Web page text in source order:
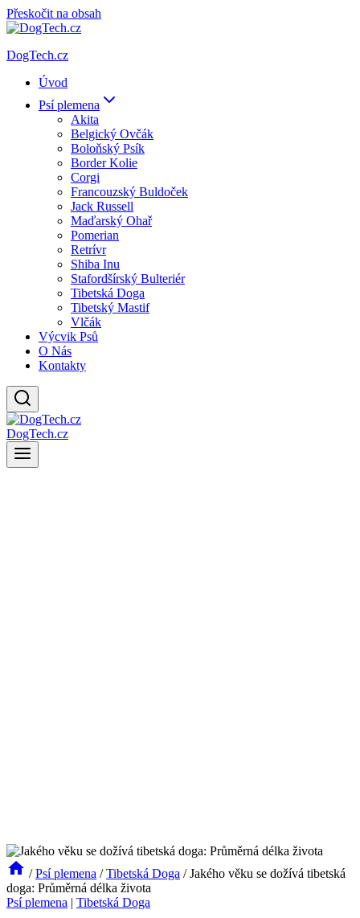
Přeskočit na obsah
DogTech.cz
Úvod
Psí plemena
Akita
Belgický Ovčák
Boloňský Psík
Border Kolie
Corgi
Francouzský Buldoček
Jack Russell
Maďarský Ohař
Pomerian
Retrívr
Shiba Inu
Stafordšírský Bulteriér
Tibetská Doga
Tibetský Mastif
Vlčák
Výcvik Psů
O Nás
Kontakty
DogTech.cz
/ Psí plemena / Tibetská Doga / Jakého věku se dožívá tibetská
doga: Průměrná délka života
Psí plemena | Tibetská Doga